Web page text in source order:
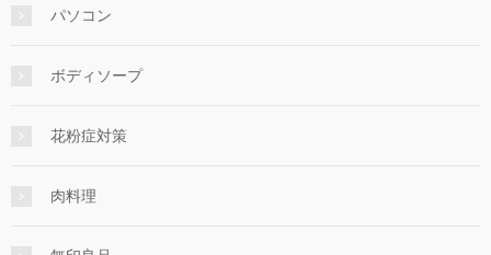
パソコン
ボディソープ
花粉症対策
肉料理